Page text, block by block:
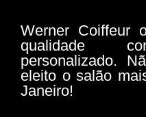
Werner Coiffeur
qualidade
personalizado.
eleito o salão
Janeiro!